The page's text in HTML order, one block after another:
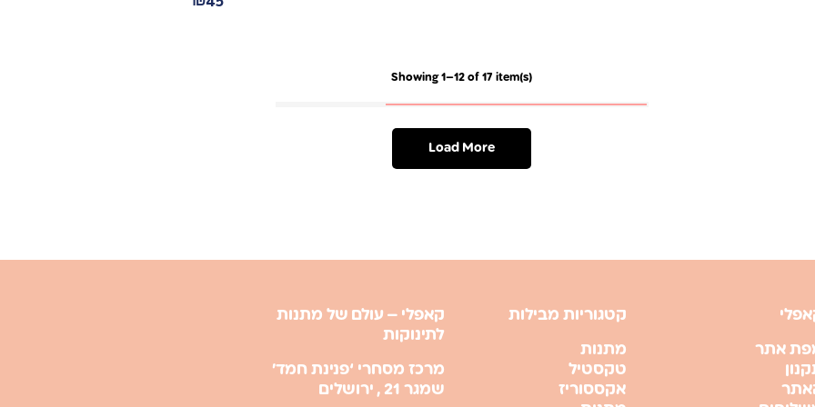
Showing 1–12 of 17 item(s)
Load More
אתר
קטגוריות מבילות
מתנות
טקסטיל
אקססוריז
קאפלי – עולם של מתנות
לתינוקות
מרכז מסחרי ‘פנינת חמד’
שמגר 21 , ירושלים